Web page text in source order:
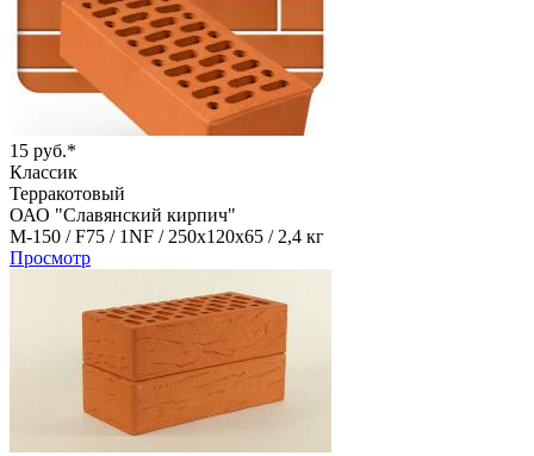
15 руб.*
Классик
Терракотовый
ОАО "Славянский кирпич"
М-150 /F75 / 1NF /250х120х65 /2,4 кг
Просмотр